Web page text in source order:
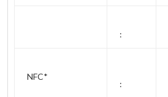
:
NFC*
: